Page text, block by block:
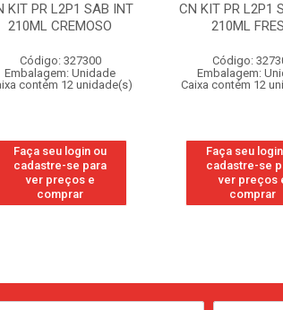
KIT PR L2P1 SAB INT
210ML CREMOSO
Código: 327300
Embalagem: Unidade
contém 12 unidade(s)
Faça seu login ou
cadastre-se para
ver preços e
comprar
CN KIT PR L2P1
210ML
Código:
Embalagem:
Caixa contém 12
Faça seu
cadastre-se
ver preços
comprar